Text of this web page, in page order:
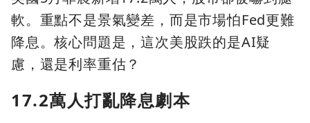
軟。重點不是景氣變差，而是市場怕Fed更難
降息。核心問題是，這次美股跌的是AI疑
慮，還是利率重估？
17.2萬人打亂降息劇本